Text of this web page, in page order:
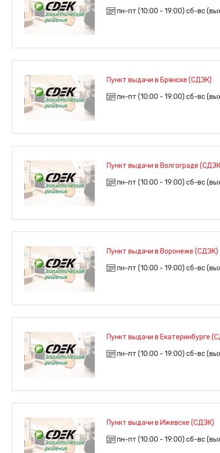
пн-пт (10:00 - 19:00) сб-вс
Пункт выдачи в Брянске (СДЭК)
пн-пт (10:00 - 19:00) сб-вс
Пункт выдачи в Волгограде
пн-пт (10:00 - 19:00) сб-вс
Пункт выдачи в Воронеже (СДЭК)
пн-пт (10:00 - 19:00) сб-вс
Пункт выдачи в Екатеринбурге
пн-пт (10:00 - 19:00) сб-вс
Пункт выдачи в Ижевске (СДЭК)
пн-пт (10:00 - 19:00) сб-вс